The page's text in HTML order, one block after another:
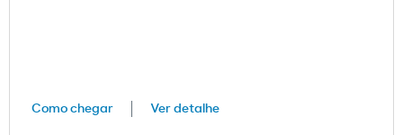
Como chegar Ver detalhe